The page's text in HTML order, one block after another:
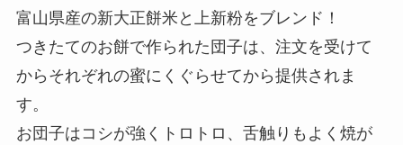
富山県産の新大正餅米と上新粉をブレンド！
つきたてのお餅で作られた団子は、注文を受けて
からそれぞれの蜜にくぐらせてから提供されま
す。
お団子はコシが強くトロトロ、舌触りもよく焼が